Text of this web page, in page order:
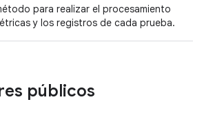
para realizar el procesamiento
y los registros de cada prueba.
públicos